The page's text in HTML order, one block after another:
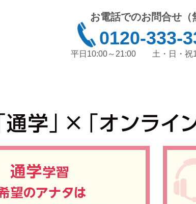
お電話でのお問合せ（
0120-333-
平日10:00～21:00 土・日・祝